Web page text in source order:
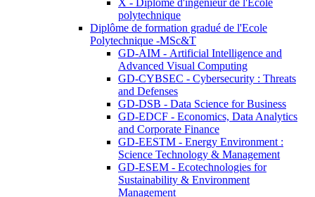
X - Diplôme d'ingénieur de l'Ecole
polytechnique
Diplôme de formation gradué de l'Ecole
Polytechnique -MSc&T
GD-AIM - Artificial Intelligence and
Advanced Visual Computing
GD-CYBSEC - Cybersecurity : Threats
and Defenses
GD-DSB - Data Science for Business
GD-EDCF - Economics, Data Analytics
and Corporate Finance
GD-EESTM - Energy Environment :
Science Technology & Management
GD-ESEM - Ecotechnologies for
Sustainability & Environment
Management